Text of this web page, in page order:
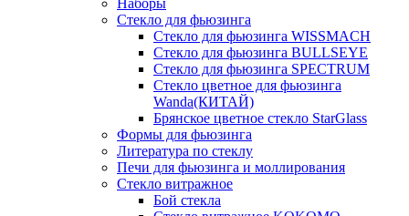
Наборы
Стекло для фьюзинга
Стекло для фьюзинга WISSMACH
Стекло для фьюзинга BULLSEYE
Стекло для фьюзинга SPECTRUM
Стекло цветное для фьюзинга
Wanda(КИТАЙ)
Брянское цветное стекло StarGlass
Формы для фьюзинга
Литература по стеклу
Печи для фьюзинга и моллирования
Стекло витражное
Бой стекла